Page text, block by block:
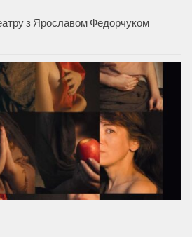
з Ярославом Федорчуком